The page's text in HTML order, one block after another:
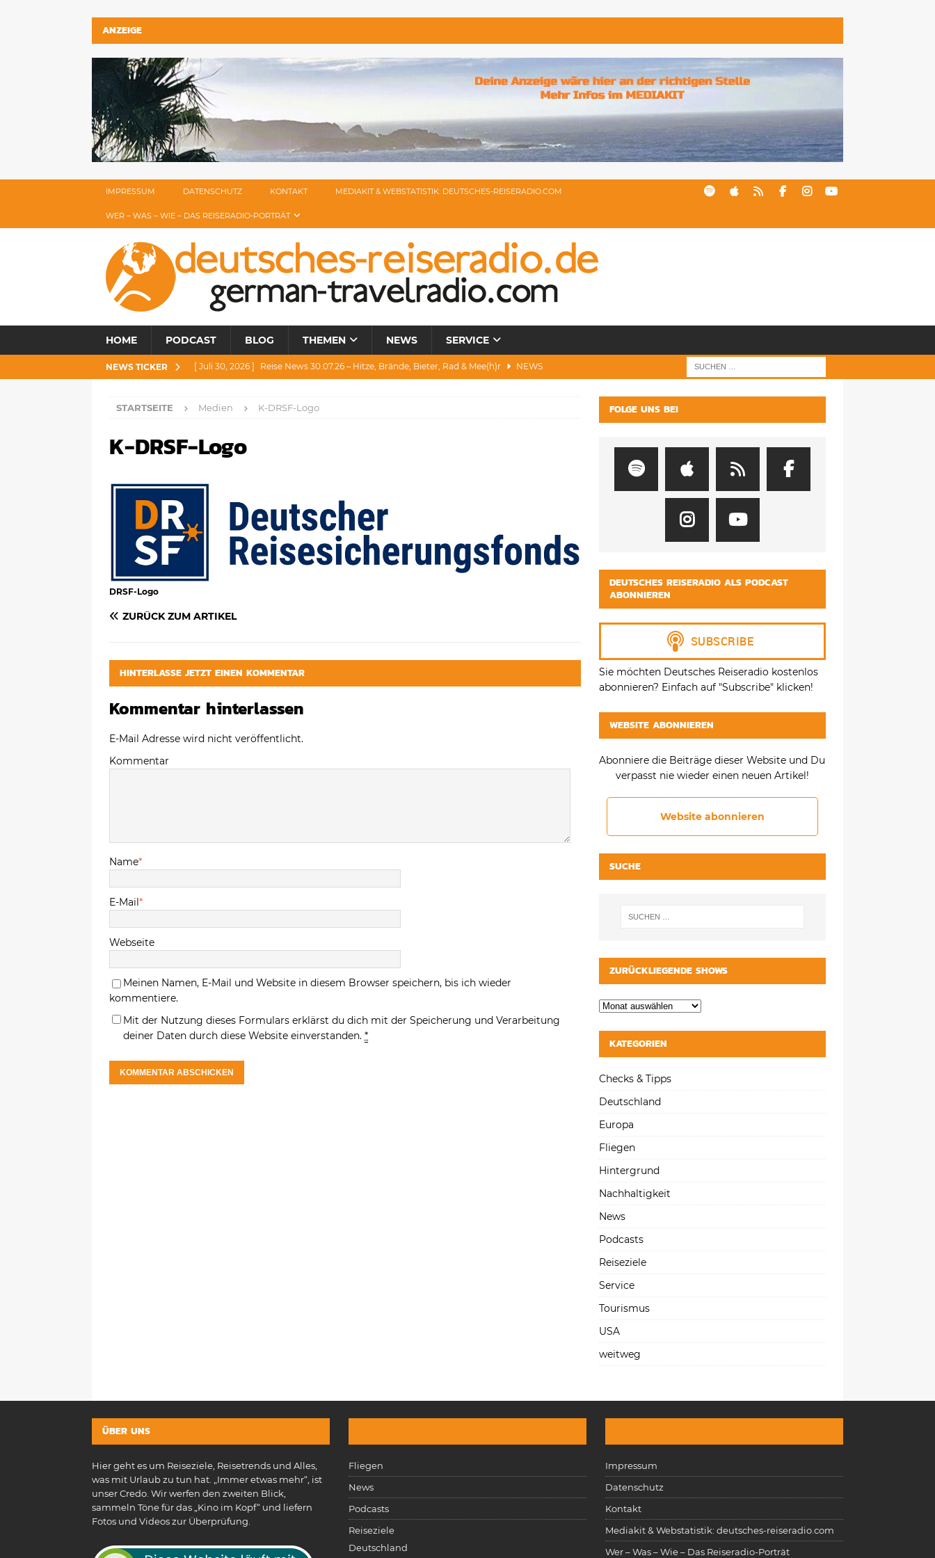
ANZEIGE
IMPRESSUM DATENSCHUTZ KONTAKT MEDIAKIT & WEBSTATISTIK: DEUTSCHES-REISERADIO.COM
WER – WAS – WIE – DAS REISERADIO-PORTRÄT
HOME PODCAST BLOG THEMEN NEWS SERVICE
NEWS TICKER [ Juli 30, 2026 ] Reise News 30.07.26 – Hitze, Brände, Bieter, Rad & Mee(h)r NEWS
[ Juli 23, 2026 ] Reise News 23.07.26 – Condor, Scooter, Brände, Baustellen
[ Juli 21, 2026 ]
[ August 4, 2026 ]
STARTSEITE Medien K-DRSF-Logo
K-DRSF-Logo
DRSF-Logo
ZURÜCK ZUM ARTIKEL
HINTERLASSE JETZT EINEN KOMMENTAR
Kommentar hinterlassen
E-Mail Adresse wird nicht veröffentlicht.
Kommentar
Name*
E-Mail*
Webseite
Meinen Namen, E-Mail und Website in diesem Browser speichern, bis ich wieder
kommentiere.
Mit der Nutzung dieses Formulars erklärst du dich mit der Speicherung und Verarbeitung
deiner Daten durch diese Website einverstanden. *
FOLGE UNS BEI
DEUTSCHES REISERADIO ALS PODCAST
ABONNIEREN
Sie möchten Deutsches Reiseradio kostenlos
abonnieren? Einfach auf "Subscribe" klicken!
WEBSITE ABONNIEREN
Abonniere die Beiträge dieser Website und Du
verpasst nie wieder einen neuen Artikel!
Website abonnieren
SUCHE
ZURÜCKLIEGENDE SHOWS
KATEGORIEN
Checks & Tipps
Deutschland
Europa
Fliegen
Hintergrund
Nachhaltigkeit
News
Podcasts
Reiseziele
Service
Tourismus
USA
weitweg
ÜBER UNS
Hier geht es um Reiseziele, Reisetrends und Alles,
was mit Urlaub zu tun hat. „Immer etwas mehr“, ist
unser Credo. Wir werfen den zweiten Blick,
sammeln Töne für das „Kino im Kopf“ und liefern
Fotos und Videos zur Überprüfung.
Fliegen
News
Podcasts
Reiseziele
Deutschland
Impressum
Datenschutz
Kontakt
Mediakit & Webstatistik: deutsches-reiseradio.com
Wer – Was – Wie – Das Reiseradio-Porträt